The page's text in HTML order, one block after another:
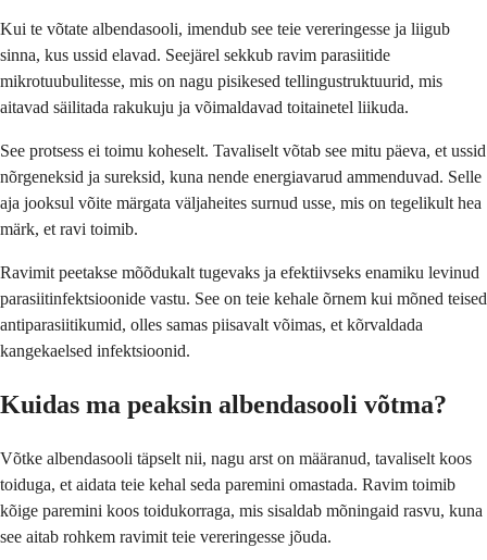
Kui te võtate albendasooli, imendub see teie vereringesse ja liigub
sinna, kus ussid elavad. Seejärel sekkub ravim parasiitide
mikrotuubulitesse, mis on nagu pisikesed tellingustruktuurid, mis
aitavad säilitada rakukuju ja võimaldavad toitainetel liikuda.
See protsess ei toimu koheselt. Tavaliselt võtab see mitu päeva, et ussid
nõrgeneksid ja sureksid, kuna nende energiavarud ammenduvad. Selle
aja jooksul võite märgata väljaheites surnud usse, mis on tegelikult hea
märk, et ravi toimib.
Ravimit peetakse mõõdukalt tugevaks ja efektiivseks enamiku levinud
parasiitinfektsioonide vastu. See on teie kehale õrnem kui mõned teised
antiparasiitikumid, olles samas piisavalt võimas, et kõrvaldada
kangekaelsed infektsioonid.
Kuidas ma peaksin albendasooli võtma?
Võtke albendasooli täpselt nii, nagu arst on määranud, tavaliselt koos
toiduga, et aidata teie kehal seda paremini omastada. Ravim toimib
kõige paremini koos toidukorraga, mis sisaldab mõningaid rasvu, kuna
see aitab rohkem ravimit teie vereringesse jõuda.